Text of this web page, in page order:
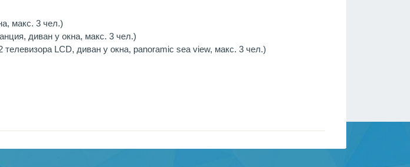
макс. 3 чел.)
диван у окна, макс. 3 чел.)
LCD, диван у окна, panoramic sea view, макс. 3 чел.)